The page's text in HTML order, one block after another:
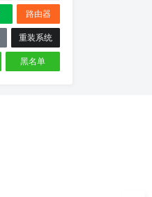
路由器
重装系统
黑名单